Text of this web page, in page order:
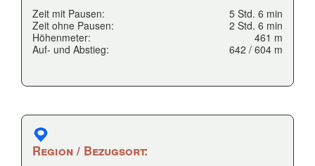
Zeit mit Pausen:
5 Std. 6 min
Zeit ohne Pausen:
2 Std. 6 min
Höhenmeter:
461 m
Auf- und Abstieg:
642 / 604 m
Region / Bezugsort: